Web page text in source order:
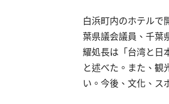
白浜町内のホテルで
葉県議会議員、千葉
耀処長は「台湾と日
と述べた。また、観
い。今後、文化、ス